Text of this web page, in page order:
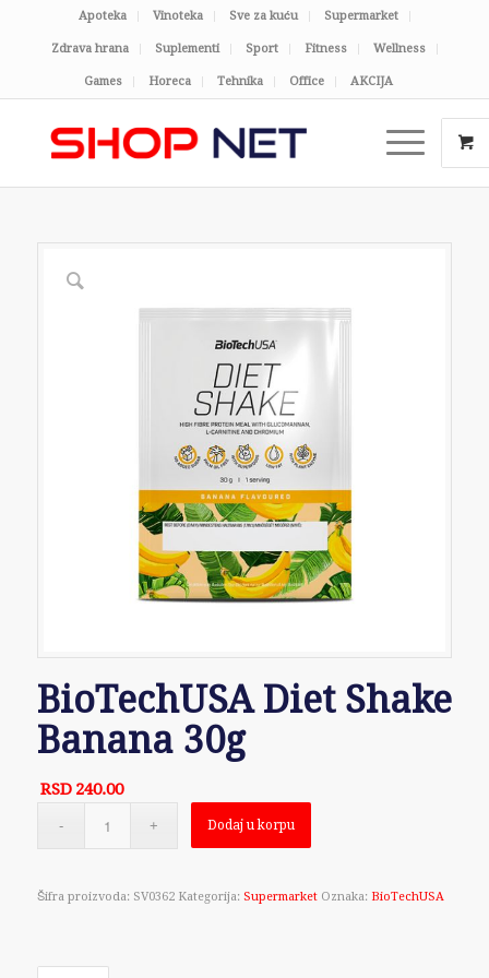
Apoteka Vinoteka Sve za kuću Supermarket
Zdrava hrana Suplementi Sport Fitness Wellness
Games Horeca Tehnika Office AKCIJA
BioTechUSA Diet Shake
Banana 30g
RSD 240.00
Dodaj u korpu
Šifra proizvoda: SV0362 Kategorija: Supermarket Oznaka: BioTechUSA